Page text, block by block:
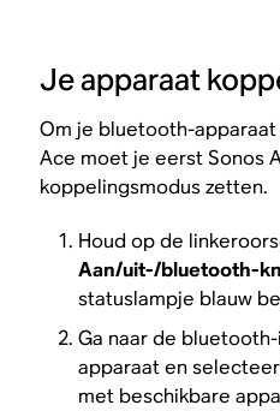
Je apparaat
Om je bluetooth-
Ace moet je eerst Sonos
koppelingsmodus zetten.
Houd op de
Aan/uit-/bluetooth-
statuslampje blauw
Ga naar de
apparaat en
met beschikbare